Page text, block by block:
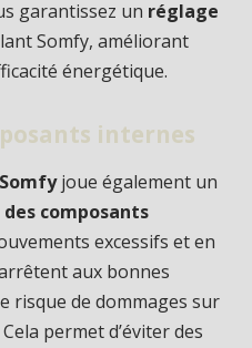
garantissez un réglage
Somfy, améliorant
énergétique.
internes
joue également un
composants
excessifs et en
aux bonnes
risque de dommages sur
permet d’éviter des